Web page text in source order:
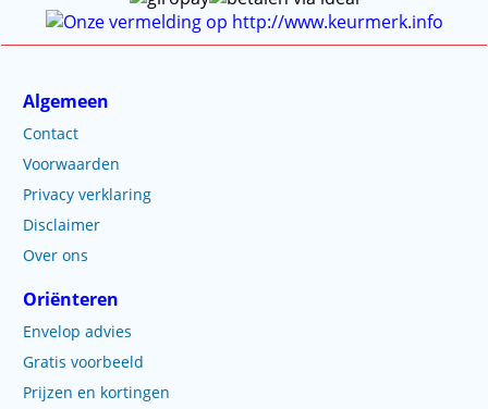
Algemeen
Contact
Voorwaarden
Privacy verklaring
Disclaimer
Over ons
Oriënteren
Envelop advies
Gratis voorbeeld
Prijzen en kortingen